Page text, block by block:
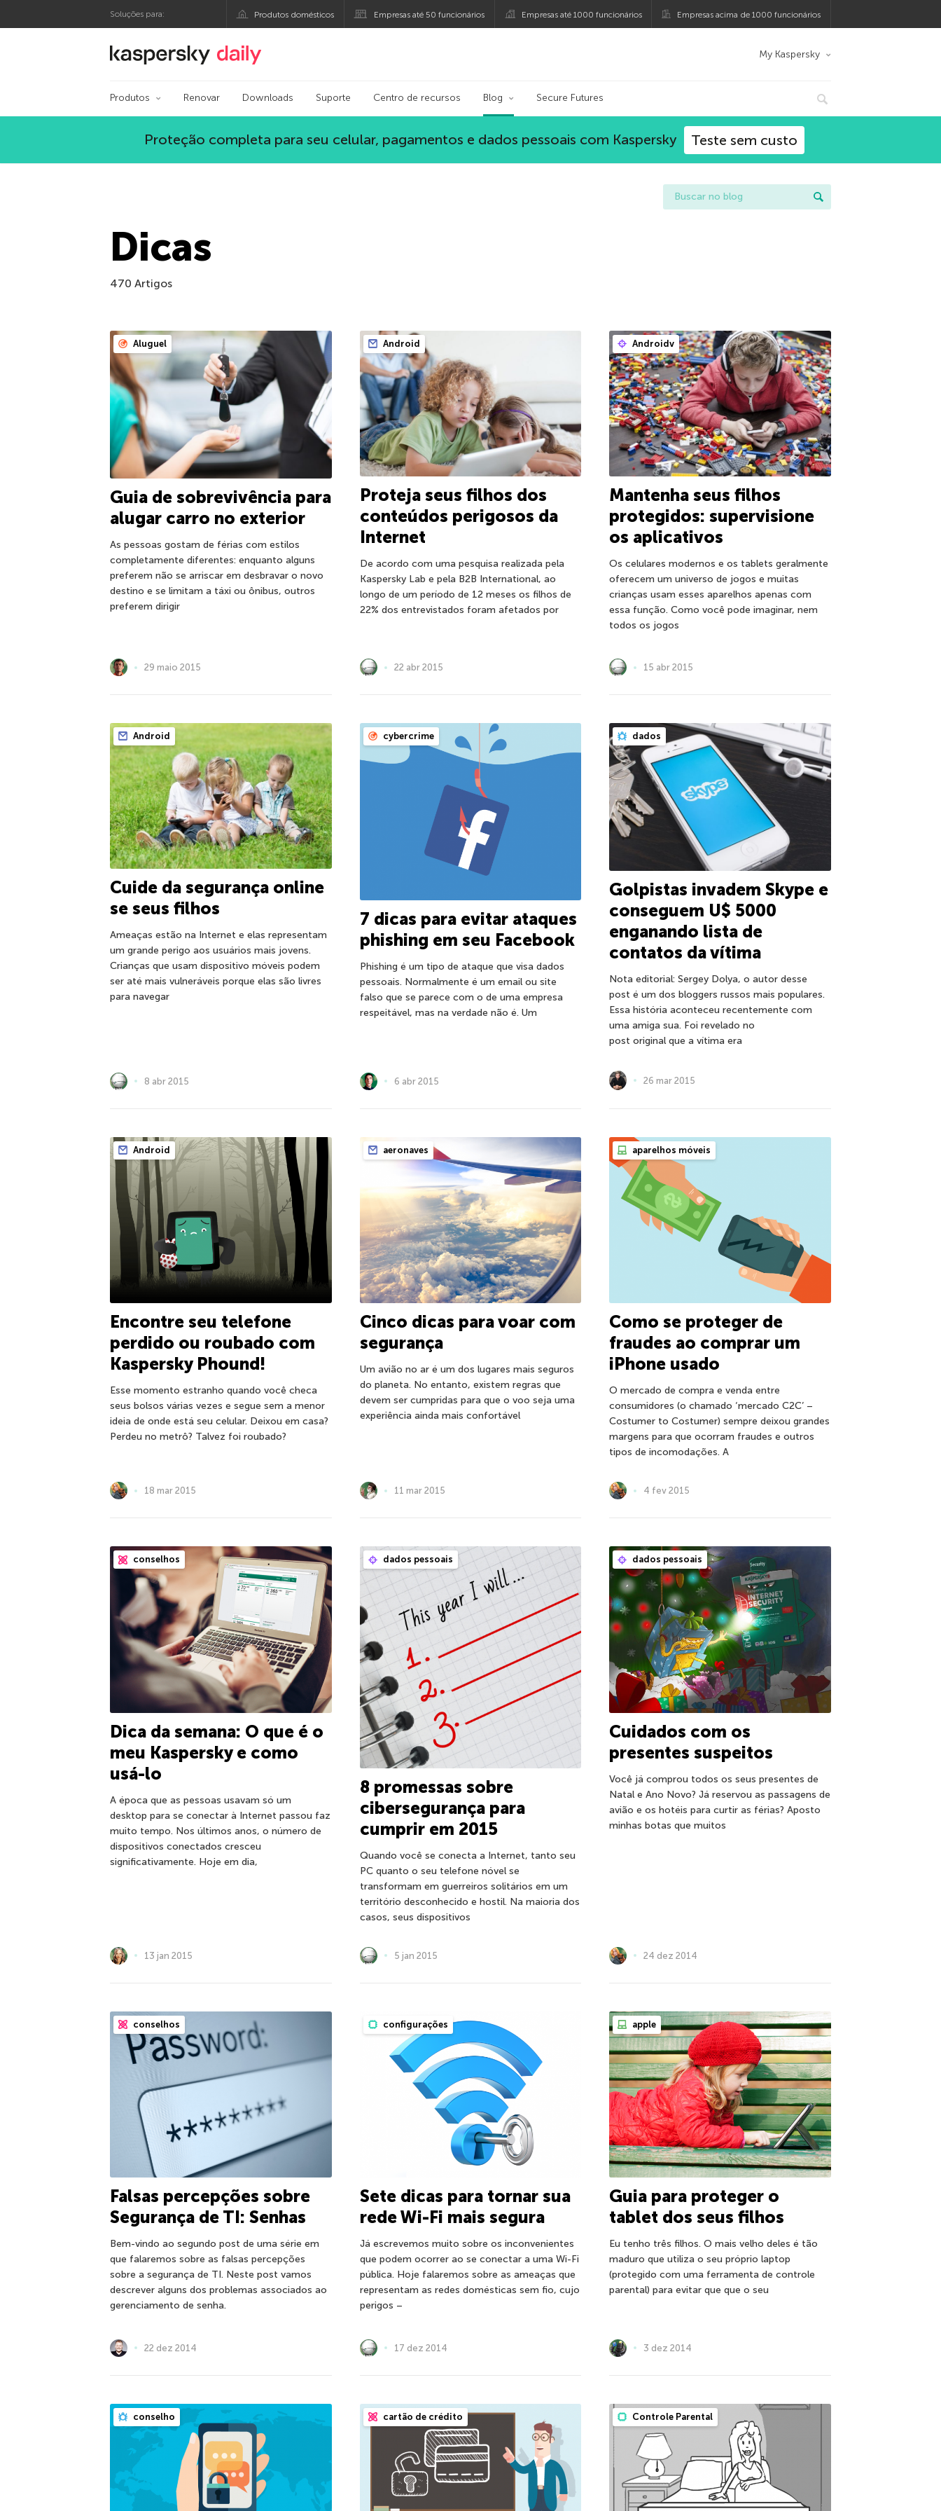
Soluções para: Produtos domésticos Empresas até 50 funcionários Empresas até 1000 funcionários Empresas acima de 1000 funcionários
Blog oficial da Kaspersky My Kaspersky
Produtos Renovar Downloads Suporte Centro de recursos Blog Secure Futures
Proteção completa para seu celular, pagamentos e dados pessoais com Kaspersky Teste sem custo
Dicas
470 Artigos
Aluguel
Guia de sobrevivência para
alugar carro no exterior
As pessoas gostam de férias com estilos
completamente diferentes: enquanto alguns
preferem não se arriscar em desbravar o novo
destino e se limitam a táxi ou ônibus, outros
preferem dirigir
29 maio 2015
Android
Proteja seus filhos dos
conteúdos perigosos da
Internet
De acordo com uma pesquisa realizada pela
Kaspersky Lab e pela B2B International, ao
longo de um período de 12 meses os filhos de
22% dos entrevistados foram afetados por
22 abr 2015
Androidv
Mantenha seus filhos
protegidos: supervisione
os aplicativos
Os celulares modernos e os tablets geralmente
oferecem um universo de jogos e muitas
crianças usam esses aparelhos apenas com
essa função. Como você pode imaginar, nem
todos os jogos
15 abr 2015
Android
Cuide da segurança online
se seus filhos
Ameaças estão na Internet e elas representam
um grande perigo aos usuários mais jovens.
Crianças que usam dispositivo móveis podem
ser até mais vulneráveis porque elas são livres
para navegar
8 abr 2015
cybercrime
7 dicas para evitar ataques
phishing em seu Facebook
Phishing é um tipo de ataque que visa dados
pessoais. Normalmente é um email ou site
falso que se parece com o de uma empresa
respeitável, mas na verdade não é. Um
6 abr 2015
dados
Golpistas invadem Skype e
conseguem U$ 5000
enganando lista de
contatos da vítima
Nota editorial: Sergey Dolya, o autor desse
post é um dos bloggers russos mais populares.
Essa história aconteceu recentemente com
uma amiga sua. Foi revelado no
post original que a vítima era
26 mar 2015
Android
Encontre seu telefone
perdido ou roubado com
Kaspersky Phound!
Esse momento estranho quando você checa
seus bolsos várias vezes e segue sem a menor
ideia de onde está seu celular. Deixou em casa?
Perdeu no metrô? Talvez foi roubado?
18 mar 2015
aeronaves
Cinco dicas para voar com
segurança
Um avião no ar é um dos lugares mais seguros
do planeta. No entanto, existem regras que
devem ser cumpridas para que o voo seja uma
experiência ainda mais confortável
11 mar 2015
aparelhos móveis
Como se proteger de
fraudes ao comprar um
iPhone usado
O mercado de compra e venda entre
consumidores (o chamado ‘mercado C2C’ –
Costumer to Costumer) sempre deixou grandes
margens para que ocorram fraudes e outros
tipos de incomodações. A
4 fev 2015
conselhos
Dica da semana: O que é o
meu Kaspersky e como
usá-lo
A época que as pessoas usavam só um
desktop para se conectar à Internet passou faz
muito tempo. Nos últimos anos, o número de
dispositivos conectados cresceu
significativamente. Hoje em dia,
13 jan 2015
dados pessoais
8 promessas sobre
cibersegurança para
cumprir em 2015
Quando você se conecta a Internet, tanto seu
PC quanto o seu telefone nóvel se
transformam em guerreiros solitários em um
território desconhecido e hostil. Na maioria dos
casos, seus dispositivos
5 jan 2015
dados pessoais
Cuidados com os
presentes suspeitos
Você já comprou todos os seus presentes de
Natal e Ano Novo? Já reservou as passagens de
avião e os hotéis para curtir as férias? Aposto
minhas botas que muitos
24 dez 2014
conselhos
Falsas percepções sobre
Segurança de TI: Senhas
Bem-vindo ao segundo post de uma série em
que falaremos sobre as falsas percepções
sobre a segurança de TI. Neste post vamos
descrever alguns dos problemas associados ao
gerenciamento de senha.
22 dez 2014
configurações
Sete dicas para tornar sua
rede Wi-Fi mais segura
Já escrevemos muito sobre os inconvenientes
que podem ocorrer ao se conectar a uma Wi-Fi
pública. Hoje falaremos sobre as ameaças que
representam as redes domésticas sem fio, cujo
perigos –
17 dez 2014
apple
Guia para proteger o
tablet dos seus filhos
Eu tenho três filhos. O mais velho deles é tão
maduro que utiliza o seu próprio laptop
(protegido com uma ferramenta de controle
parental) para evitar que que o seu
3 dez 2014
conselho cartão de crédito Controle Parental